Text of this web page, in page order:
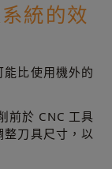
統的效
比使用機外的
前於 CNC 工具
刀具尺寸，以